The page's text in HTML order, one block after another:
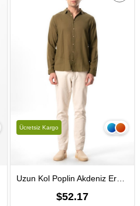
Uzun Kol Poplin Akdeniz Erkek Yazlık Gömlek Haki Hk
$52.17
Ücretsiz Kargo